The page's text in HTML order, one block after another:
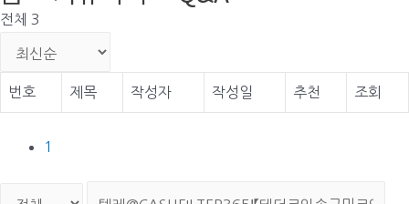
전체 3
번호 제목 작성자 작성일 추천 조회
1